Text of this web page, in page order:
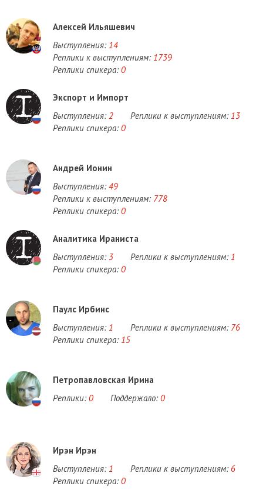
Алексей Ильяшевич
Выступления: 14
Реплики к выступлениям: 1739
Реплики спикера: 0
Экспорт и Импорт
Выступления: 2 Реплики к выступлениям: 13
Реплики спикера: 0
Андрей Ионин
Выступления: 49
Реплики к выступлениям: 778
Реплики спикера: 0
Аналитика Ираниста
Выступления: 3 Реплики к выступлениям: 1
Реплики спикера: 0
Паулс Ирбинс
Выступления: 1 Реплики к выступлениям: 76
Реплики спикера: 15
Петропавловская Ирина
Реплики: 0 Поддержало: 0
Ирэн Ирэн
Выступления: 1 Реплики к выступлениям: 6
Реплики спикера: 0